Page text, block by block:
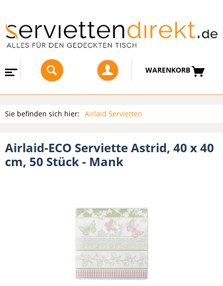
WARENKORB
Sie befinden sich hier: Airlaid Servietten
Airlaid-ECO Serviette Astrid, 40 x 40
cm, 50 Stück - Mank